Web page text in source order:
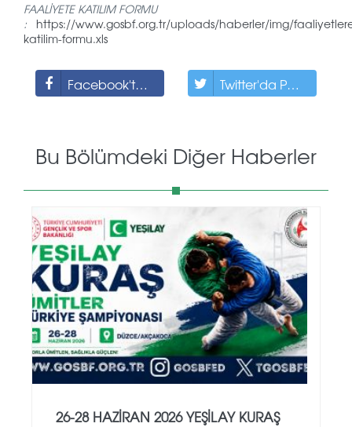
FAALİYETE KATILIM FORMU
: https://www.gosbf.org.tr/uploads/haberler/img/
katilim-formu.xls
Facebook'ta Paylaş Twitter'da Paylaş
Bu Bölümdeki Diğer Haberler
26-28 HAZİRAN 2026 YEŞİLAY KURAŞ